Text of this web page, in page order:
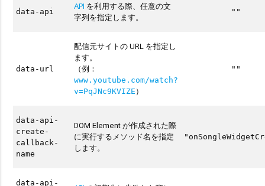
data-api
API を利用する際、任意の文
字列を指定します。
""
data-url
配信元サイトの URL を指定し
ます。
（例：
www.youtube.com/watch?
v=PqJNc9KVIZE ）
""
data-api-
create-
callback-
name
DOM Element が作成された際
に実行するメソッド名を指定
します。
data-api-